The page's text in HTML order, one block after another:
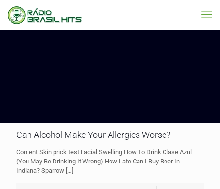
Can Alcohol Make Your Allergies Worse?
Content Skin prick test Facial Swelling How To Drink Clase Azul
(You May Be Drinking It Wrong) How Late Can I Buy Beer In
Indiana? Sparrow […]